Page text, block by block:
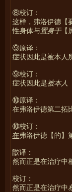
⑧校订：
这样，弗洛伊德【
性身体与置身于【
⑨原译：
症状因此是被本人
⑨校订：
症状因此是被本人
⑩原译：
在弗洛伊德第二拓
⑩校订：
在弗洛伊德【的】
鼤译：
然而正是在治疗中
校订：
然而正是在治疗中